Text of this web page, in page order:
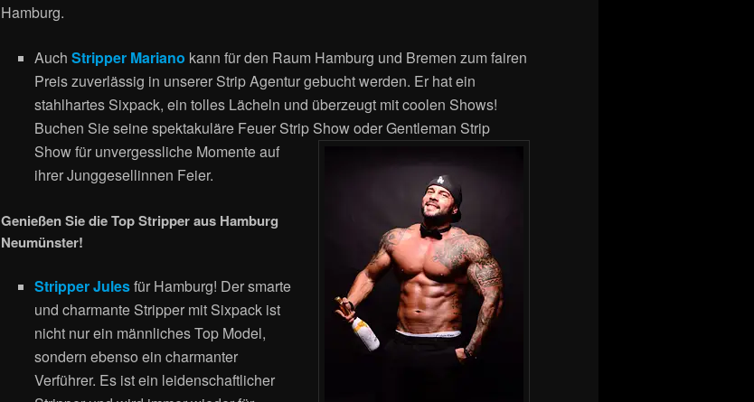
Hamburg.
AuchStripper Mariano kann für den Raum Hamburg und Bremen zum fairen
Preis zuverlässig in unserer Strip Agentur gebucht werden. Er hat ein
stahlhartes Sixpack, ein tolles Lächeln und überzeugt mit coolen Shows!
Buchen Sie seine spektakuläre Feuer Strip Show oder Gentleman Strip
Show für unvergessliche Momente auf
ihrer Junggesellinnen Feier.
Genießen Sie die Top Stripper aus Hamburg
Neumünster!
Stripper Julesfür Hamburg! Der smarte
und charmante Stripper mit Sixpack ist
nicht nur ein männliches Top Model,
sondern ebenso ein charmanter
Verführer. Es ist ein leidenschaftlicher